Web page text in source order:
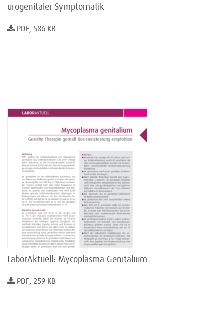
urogenitaler Symptomatik
PDF, 586 KB
LaborAktuell: Mycoplasma Genitalium
PDF, 259 KB